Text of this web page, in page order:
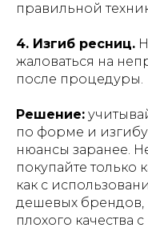
правильной
4. Изгиб ресниц.
жаловаться на
после процедуры.
Решение:
по форме и
нюансы заранее.
покупайте только
как с
дешевых брендов,
плохого качества